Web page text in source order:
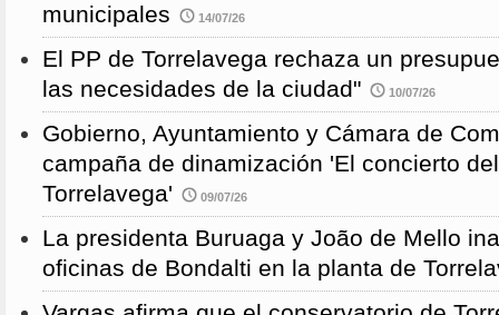
municipales
14/07/26
El PP de Torrelavega rechaza un
las necesidades de la ciudad"
10/07/26
Gobierno, Ayuntamiento y Cámara de
campaña de dinamización 'El concierto
Torrelavega'
09/07/26
La presidenta Buruaga y João de Mello
oficinas de Bondalti en la planta de